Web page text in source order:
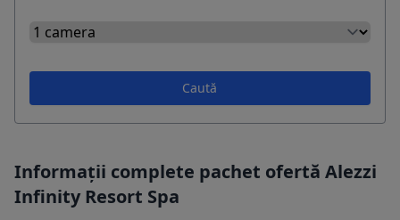
Caută
Informații complete pachet ofertă Alezzi
Infinity Resort Spa